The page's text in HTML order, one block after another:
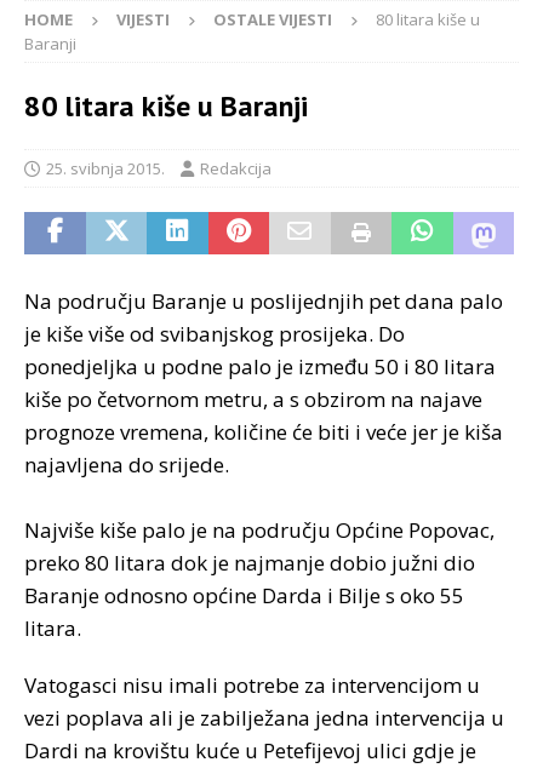
HOME VIJESTI OSTALE VIJESTI
80 litara kiše u
Baranji
80 litara kiše u Baranji
25. svibnja 2015. Redakcija
Na području Baranje u poslijednjih pet dana palo
je kiše više od svibanjskog prosijeka. Do
ponedjeljka u podne palo je između 50 i 80 litara
kiše po četvornom metru, a s obzirom na najave
prognoze vremena, količine će biti i veće jer je kiša
najavljena do srijede.
Najviše kiše palo je na području Općine Popovac,
preko 80 litara dok je najmanje dobio južni dio
Baranje odnosno općine Darda i Bilje s oko 55
litara.
Vatogasci nisu imali potrebe za intervencijom u
vezi poplava ali je zabilježana jedna intervencija u
Dardi na krovištu kuće u Petefijevoj ulici gdje je